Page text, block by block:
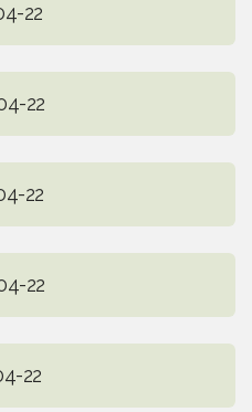
22
22
22
22
22